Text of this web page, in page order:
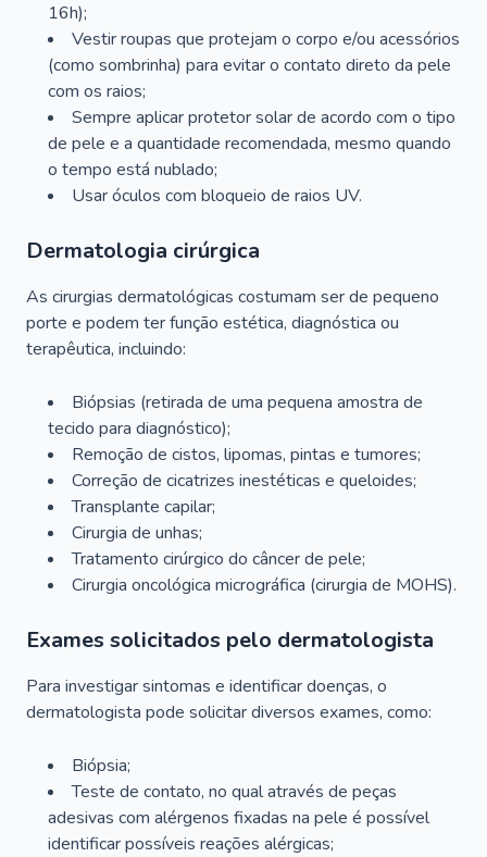
16h);
Vestir roupas que protejam o corpo e/ou acessórios
(como sombrinha) para evitar o contato direto da pele
com os raios;
Sempre aplicar protetor solar de acordo com o tipo
de pele e a quantidade recomendada, mesmo quando
o tempo está nublado;
Usar óculos com bloqueio de raios UV.
Dermatologia cirúrgica
As cirurgias dermatológicas costumam ser de pequeno
porte e podem ter função estética, diagnóstica ou
terapêutica, incluindo:
Biópsias (retirada de uma pequena amostra de
tecido para diagnóstico);
Remoção de cistos, lipomas, pintas e tumores;
Correção de cicatrizes inestéticas e queloides;
Transplante capilar;
Cirurgia de unhas;
Tratamento cirúrgico do câncer de pele;
Cirurgia oncológica micrográfica (cirurgia de MOHS).
Exames solicitados pelo dermatologista
Para investigar sintomas e identificar doenças, o
dermatologista pode solicitar diversos exames, como:
Biópsia;
Teste de contato, no qual através de peças
adesivas com alérgenos fixadas na pele é possível
identificar possíveis reações alérgicas;